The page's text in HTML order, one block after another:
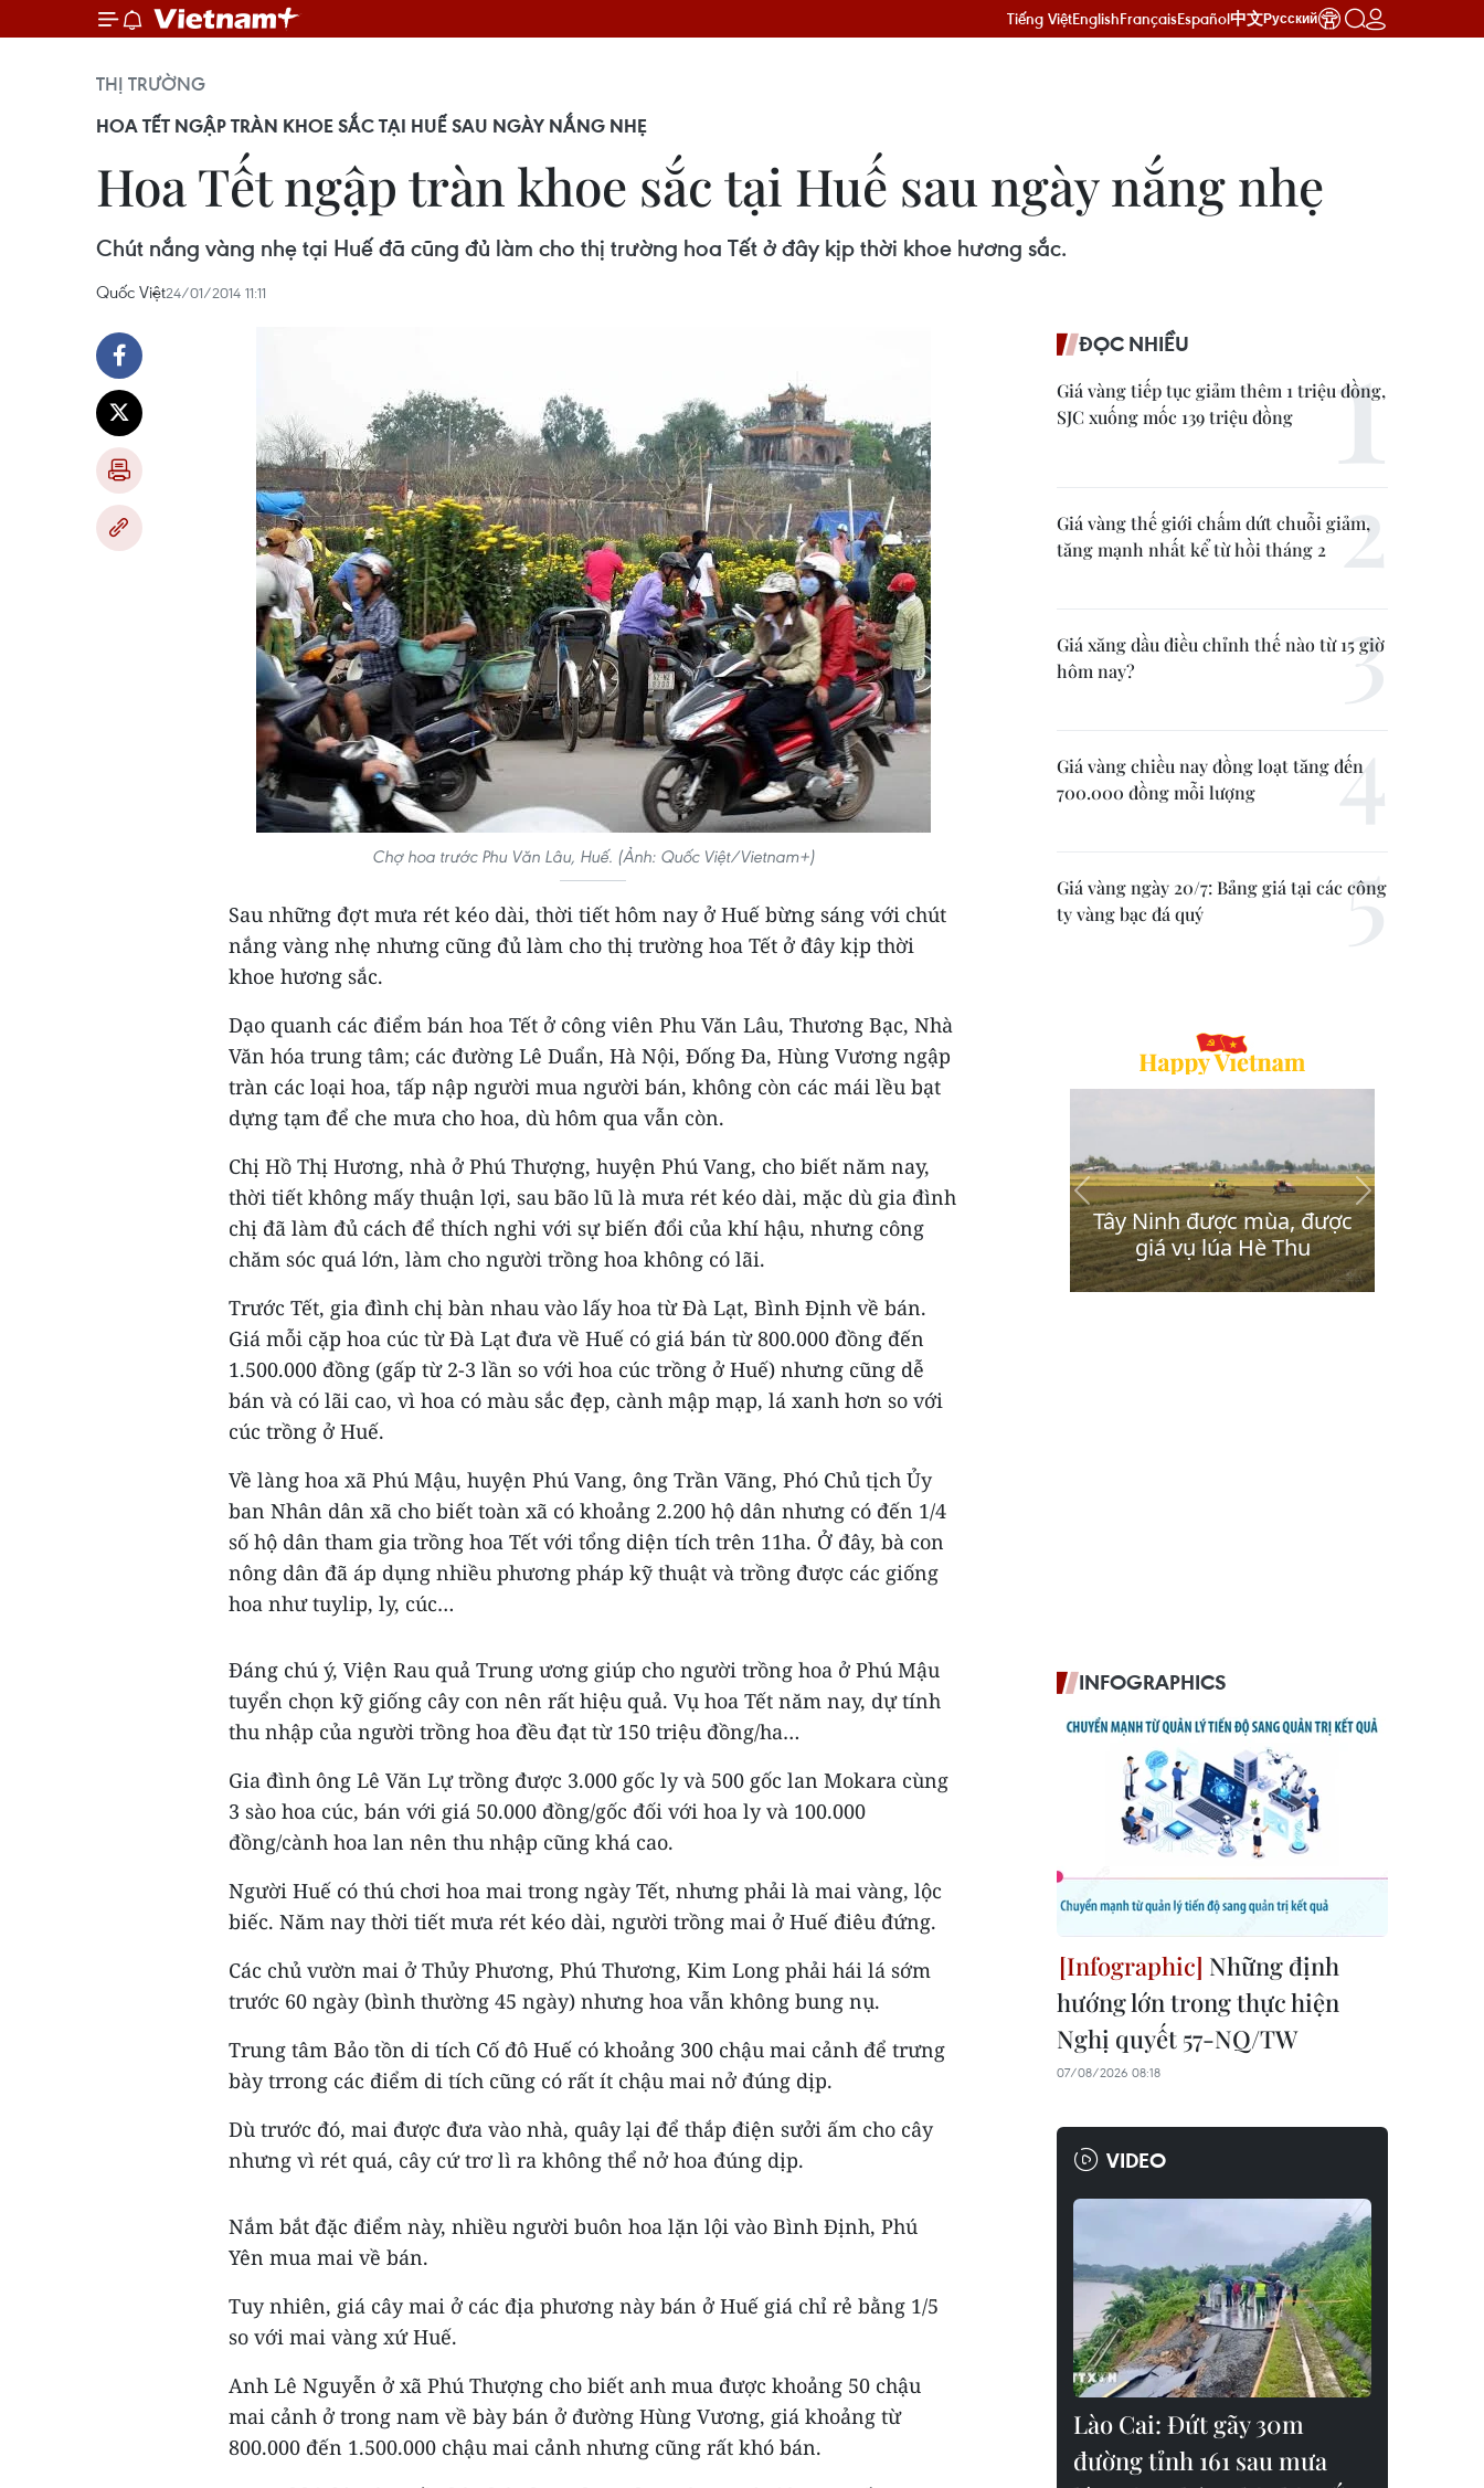
Tiếng ViệtEnglishFrançaisEspañol中文Русский
THỊ TRƯỜNG
HOA TẾT NGẬP TRÀN KHOE SẮC TẠI HUẾ SAU NGÀY NẮNG NHẸ
Hoa Tết ngập tràn khoe sắc tại Huế sau ngày nắng nhẹ
Chút nắng vàng nhẹ tại Huế đã cũng đủ làm cho thị trường hoa Tết ở đây kịp thời khoe hương sắc.
Quốc Việt24/01/2014 11:11
Chợ hoa trước Phu Văn Lâu, Huế. (Ảnh: Quốc Việt/Vietnam+)
Sau những đợt mưa rét kéo dài, thời tiết hôm nay ở Huế bừng sáng với chút
nắng vàng nhẹ nhưng cũng đủ làm cho thị trường hoa Tết ở đây kịp thời
khoe hương sắc.
Dạo quanh các điểm bán hoa Tết ở công viên Phu Văn Lâu, Thương Bạc, Nhà
Văn hóa trung tâm; các đường Lê Duẩn, Hà Nội, Đống Đa, Hùng Vương ngập
tràn các loại hoa, tấp nập người mua người bán, không còn các mái lều bạt
dựng tạm để che mưa cho hoa, dù hôm qua vẫn còn.
Chị Hồ Thị Hương, nhà ở Phú Thượng, huyện Phú Vang, cho biết năm nay,
thời tiết không mấy thuận lợi, sau bão lũ là mưa rét kéo dài, mặc dù gia đình
chị đã làm đủ cách để thích nghi với sự biến đổi của khí hậu, nhưng công
chăm sóc quá lớn, làm cho người trồng hoa không có lãi.
Trước Tết, gia đình chị bàn nhau vào lấy hoa từ Đà Lạt, Bình Định về bán.
Giá mỗi cặp hoa cúc từ Đà Lạt đưa về Huế có giá bán từ 800.000 đồng đến
1.500.000 đồng (gấp từ 2-3 lần so với hoa cúc trồng ở Huế) nhưng cũng dễ
bán và có lãi cao, vì hoa có màu sắc đẹp, cành mập mạp, lá xanh hơn so với
cúc trồng ở Huế.
Về làng hoa xã Phú Mậu, huyện Phú Vang, ông Trần Vãng, Phó Chủ tịch Ủy
ban Nhân dân xã cho biết toàn xã có khoảng 2.200 hộ dân nhưng có đến 1/4
số hộ dân tham gia trồng hoa Tết với tổng diện tích trên 11ha. Ở đây, bà con
nông dân đã áp dụng nhiều phương pháp kỹ thuật và trồng được các giống
hoa như tuylip, ly, cúc…
Đáng chú ý, Viện Rau quả Trung ương giúp cho người trồng hoa ở Phú Mậu
tuyển chọn kỹ giống cây con nên rất hiệu quả. Vụ hoa Tết năm nay, dự tính
thu nhập của người trồng hoa đều đạt từ 150 triệu đồng/ha…
Gia đình ông Lê Văn Lự trồng được 3.000 gốc ly và 500 gốc lan Mokara cùng
3 sào hoa cúc, bán với giá 50.000 đồng/gốc đối với hoa ly và 100.000
đồng/cành hoa lan nên thu nhập cũng khá cao.
Người Huế có thú chơi hoa mai trong ngày Tết, nhưng phải là mai vàng, lộc
biếc. Năm nay thời tiết mưa rét kéo dài, người trồng mai ở Huế điêu đứng.
Các chủ vườn mai ở Thủy Phương, Phú Thương, Kim Long phải hái lá sớm
trước 60 ngày (bình thường 45 ngày) nhưng hoa vẫn không bung nụ.
Trung tâm Bảo tồn di tích Cố đô Huế có khoảng 300 chậu mai cảnh để trưng
bày trrong các điểm di tích cũng có rất ít chậu mai nở đúng dịp.
Dù trước đó, mai được đưa vào nhà, quây lại để thắp điện sưởi ấm cho cây
nhưng vì rét quá, cây cứ trơ lì ra không thể nở hoa đúng dịp.
Nắm bắt đặc điểm này, nhiều người buôn hoa lặn lội vào Bình Định, Phú
Yên mua mai về bán.
Tuy nhiên, giá cây mai ở các địa phương này bán ở Huế giá chỉ rẻ bằng 1/5
so với mai vàng xứ Huế.
Anh Lê Nguyễn ở xã Phú Thượng cho biết anh mua được khoảng 50 chậu
mai cảnh ở trong nam về bày bán ở đường Hùng Vương, giá khoảng từ
800.000 đến 1.500.000 chậu mai cảnh nhưng cũng rất khó bán.
ĐỌC NHIỀU
Giá vàng tiếp tục giảm thêm 1 triệu đồng,
SJC xuống mốc 139 triệu đồng
Giá vàng thế giới chấm dứt chuỗi giảm,
tăng mạnh nhất kể từ hồi tháng 2
Giá xăng dầu điều chỉnh thế nào từ 15 giờ
hôm nay?
Giá vàng chiều nay đồng loạt tăng đến
700.000 đồng mỗi lượng
Giá vàng ngày 20/7: Bảng giá tại các công
ty vàng bạc đá quý
INFOGRAPHICS
Những định
hướng lớn trong thực hiện
Nghị quyết 57-NQ/TW
07/08/2026 08:18
VIDEO
Lào Cai: Đứt gãy 30m
đường tỉnh 161 sau mưa